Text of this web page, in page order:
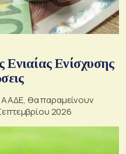
Ενιαίας Ενίσχυσης
θα παραμείνουν
2026